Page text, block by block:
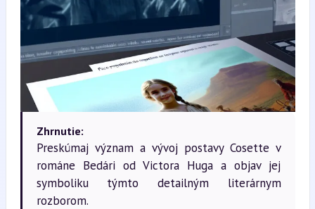
Zhrnutie:
Preskúmaj význam a vývoj postavy Cosette v
románe Bedári od Victora Huga a objav jej
symboliku týmto detailným literárnym
rozborom.